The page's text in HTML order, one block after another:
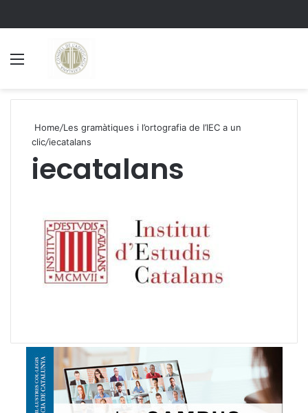
Home/Les gramàtiques i l’ortografia de l’IEC a un
clic/iecatalans
iecatalans